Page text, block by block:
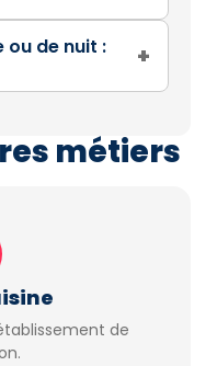
de nuit : +
métiers
de